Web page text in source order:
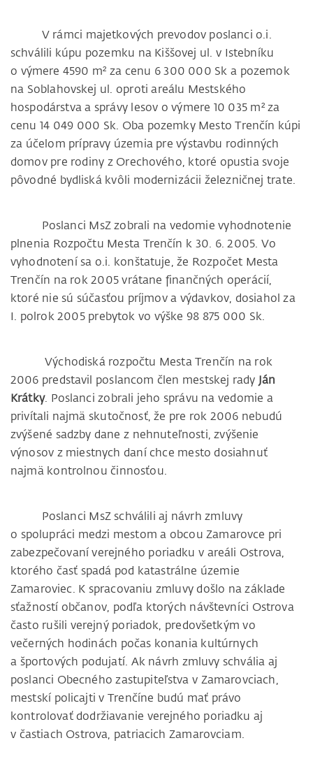
V rámci majetkových prevodov poslanci o.i.
schválili kúpu pozemku na Kiššovej ul. v Istebníku
o výmere 4590 m² za cenu 6 300 000 Sk a pozemok
na Soblahovskej ul. oproti areálu Mestského
hospodárstva a správy lesov o výmere 10 035 m² za
cenu 14 049 000 Sk. Oba pozemky Mesto Trenčín kúpi
za účelom prípravy územia pre výstavbu rodinných
domov pre rodiny z Orechového, ktoré opustia svoje
pôvodné bydliská kvôli modernizácii železničnej trate.
Poslanci MsZ zobrali na vedomie vyhodnotenie
plnenia Rozpočtu Mesta Trenčín k 30. 6. 2005. Vo
vyhodnotení sa o.i. konštatuje, že Rozpočet Mesta
Trenčín na rok 2005 vrátane finančných operácií,
ktoré nie sú súčasťou príjmov a výdavkov, dosiahol za
I. polrok 2005 prebytok vo výške 98 875 000 Sk.
Východiská rozpočtu Mesta Trenčín na rok
2006 predstavil poslancom člen mestskej rady Ján
Krátky. Poslanci zobrali jeho správu na vedomie a
privítali najmä skutočnosť, že pre rok 2006 nebudú
zvýšené sadzby dane z nehnuteľnosti, zvýšenie
výnosov z miestnych daní chce mesto dosiahnuť
najmä kontrolnou činnosťou.
Poslanci MsZ schválili aj návrh zmluvy
o spolupráci medzi mestom a obcou Zamarovce pri
zabezpečovaní verejného poriadku v areáli Ostrova,
ktorého časť spadá pod katastrálne územie
Zamaroviec. K spracovaniu zmluvy došlo na základe
sťažností občanov, podľa ktorých návštevníci Ostrova
často rušili verejný poriadok, predovšetkým vo
večerných hodinách počas konania kultúrnych
a športových podujatí. Ak návrh zmluvy schvália aj
poslanci Obecného zastupiteľstva v Zamarovciach,
mestskí policajti v Trenčíne budú mať právo
kontrolovať dodržiavanie verejného poriadku aj
v častiach Ostrova, patriacich Zamarovciam.